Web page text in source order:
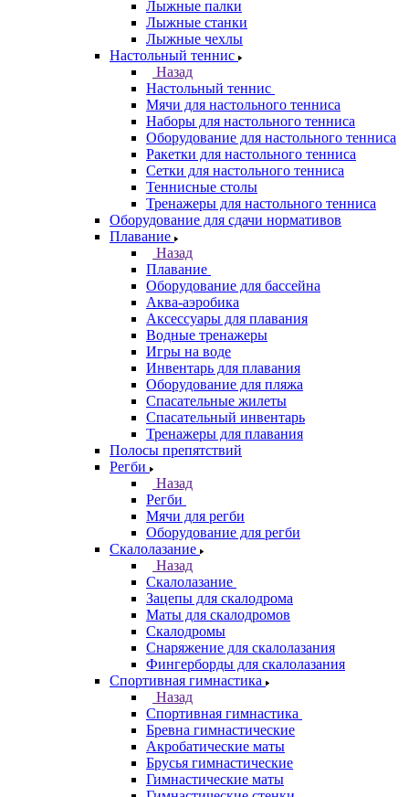
Лыжные палки
Лыжные станки
Лыжные чехлы
Настольный теннис
Назад
Настольный теннис
Мячи для настольного тенниса
Наборы для настольного тенниса
Оборудование для настольного тенниса
Ракетки для настольного тенниса
Сетки для настольного тенниса
Теннисные столы
Тренажеры для настольного тенниса
Оборудование для сдачи нормативов
Плавание
Назад
Плавание
Оборудование для бассейна
Аква-аэробика
Аксессуары для плавания
Водные тренажеры
Игры на воде
Инвентарь для плавания
Оборудование для пляжа
Спасательные жилеты
Спасательный инвентарь
Тренажеры для плавания
Полосы препятствий
Регби
Назад
Регби
Мячи для регби
Оборудование для регби
Скалолазание
Назад
Скалолазание
Зацепы для скалодрома
Маты для скалодромов
Скалодромы
Снаряжение для скалолазания
Фингерборды для скалолазания
Спортивная гимнастика
Назад
Спортивная гимнастика
Бревна гимнастические
Акробатические маты
Брусья гимнастические
Гимнастические маты